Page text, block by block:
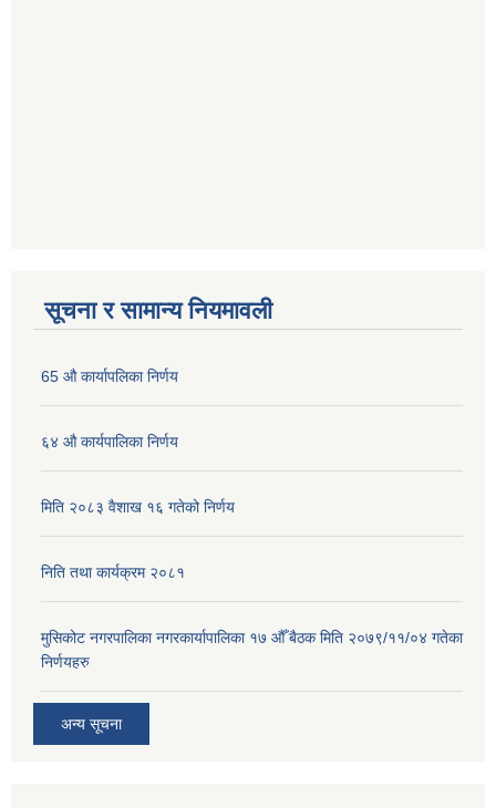
सूचना र सामान्य नियमावली
65 औ कार्यापलिका निर्णय
६४ औ कार्यपालिका निर्णय
मिति २०८३ वैशाख १६ गतेको निर्णय
निति तथा कार्यक्रम २०८१
मुसिकोट नगरपालिका नगरकार्यापालिका १७ औँ बैठक मिति २०७९/११/०४ गतेका
निर्णयहरु
अन्य सूचना